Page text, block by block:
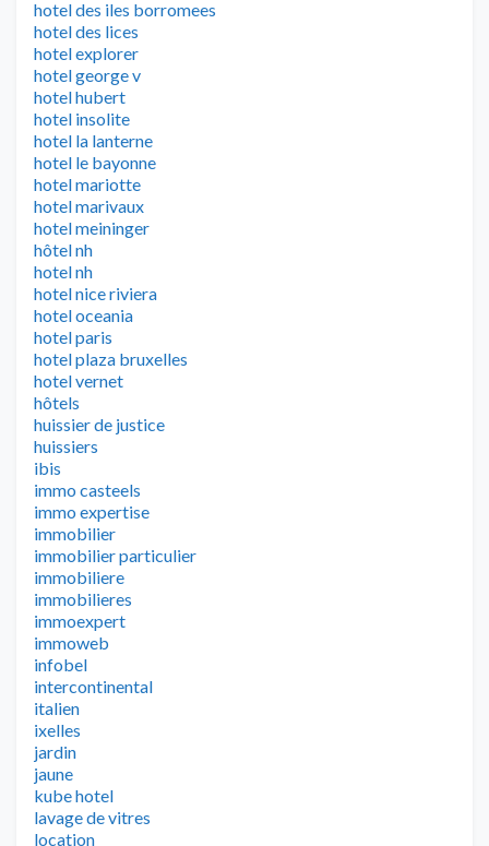
hotel des iles borromees
hotel des lices
hotel explorer
hotel george v
hotel hubert
hotel insolite
hotel la lanterne
hotel le bayonne
hotel mariotte
hotel marivaux
hotel meininger
hôtel nh
hotel nh
hotel nice riviera
hotel oceania
hotel paris
hotel plaza bruxelles
hotel vernet
hôtels
huissier de justice
huissiers
ibis
immo casteels
immo expertise
immobilier
immobilier particulier
immobiliere
immobilieres
immoexpert
immoweb
infobel
intercontinental
italien
ixelles
jardin
jaune
kube hotel
lavage de vitres
location